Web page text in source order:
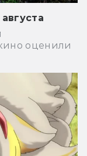
оценили